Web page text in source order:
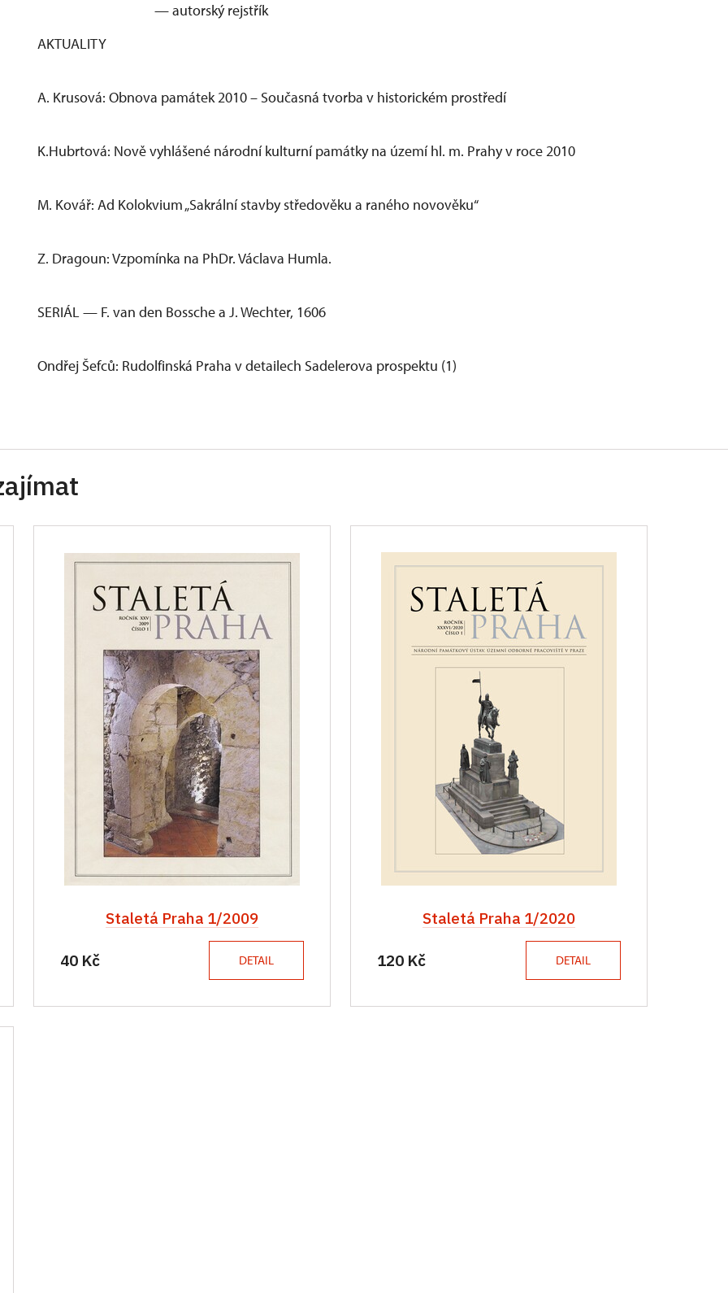
— autorský rejstřík
AKTUALITY
A. Krusová: Obnova památek 2010 – Současná tvorba v historickém prostředí
K.Hubrtová: Nově vyhlášené národní kulturní památky na území hl. m. Prahy v roce 2010
M. Kovář: Ad Kolokvium „Sakrální stavby středověku a raného novověku“
Z. Dragoun: Vzpomínka na PhDr. Václava Humla.
SERIÁL — F. van den Bossche a J. Wechter, 1606
Ondřej Šefců: Rudolfinská Praha v detailech Sadelerova prospektu (1)
Staletá Praha 1/2009
40 Kč DETAIL
Staletá Praha 1/2020
120 Kč DETAIL